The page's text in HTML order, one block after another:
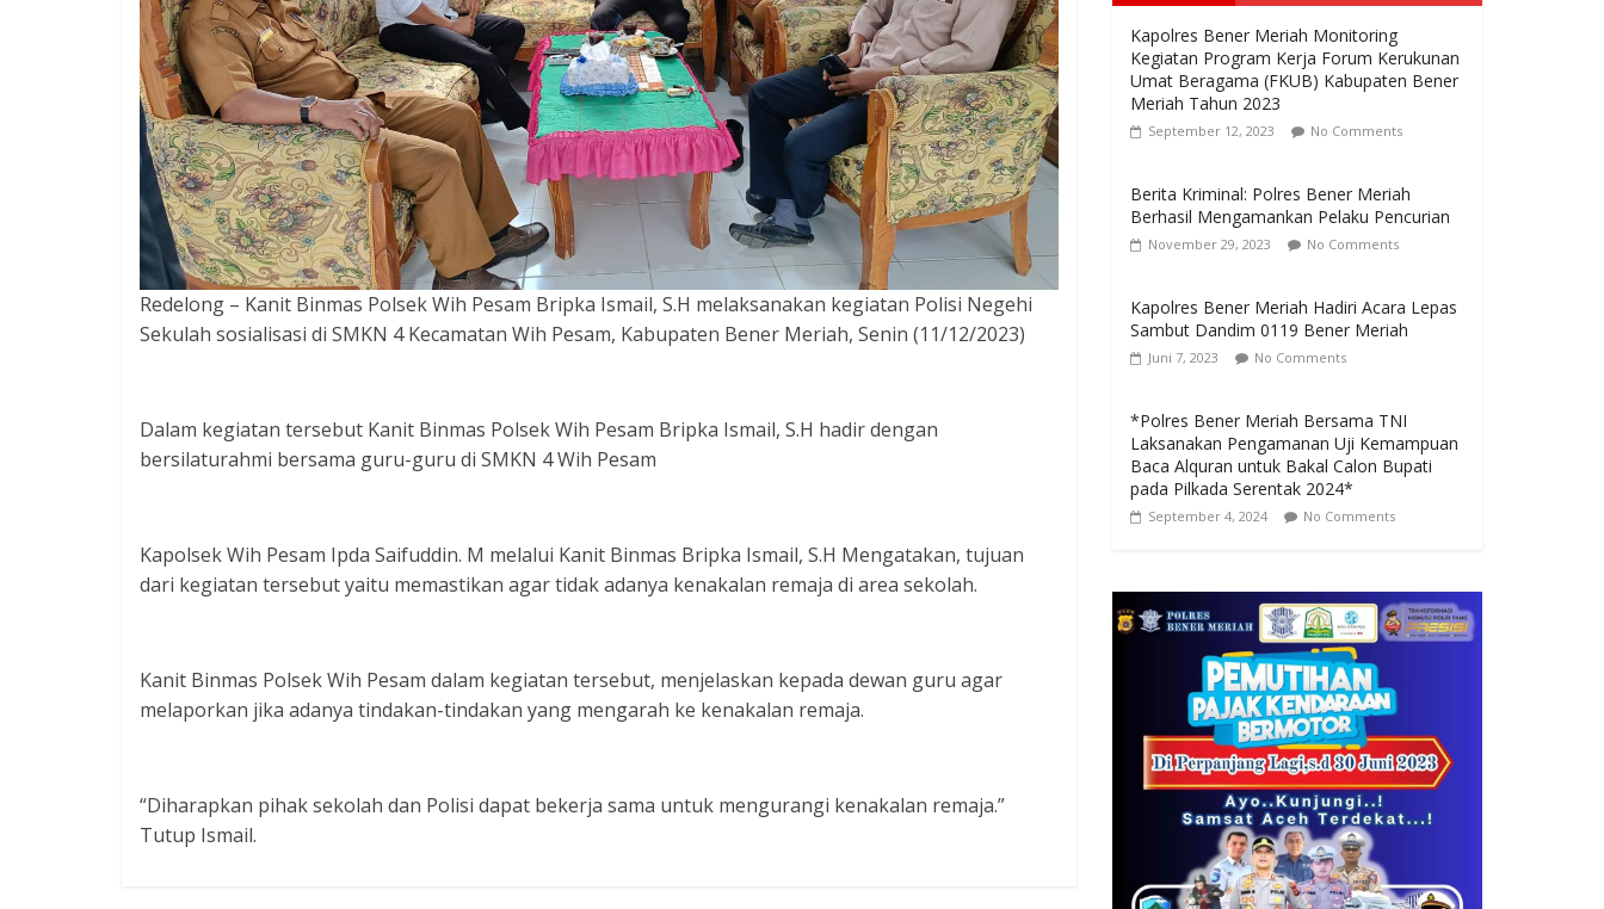
Redelong – Kanit Binmas Polsek Wih Pesam Bripka Ismail, S.H melaksanakan kegiatan Polisi Negehi
Sekulah sosialisasi di SMKN 4 Kecamatan Wih Pesam, Kabupaten Bener Meriah, Senin (11/12/2023)
Dalam kegiatan tersebut Kanit Binmas Polsek Wih Pesam Bripka Ismail, S.H hadir dengan
bersilaturahmi bersama guru-guru di SMKN 4 Wih Pesam
Kapolsek Wih Pesam Ipda Saifuddin. M melalui Kanit Binmas Bripka Ismail, S.H Mengatakan, tujuan
dari kegiatan tersebut yaitu memastikan agar tidak adanya kenakalan remaja di area sekolah.
Kanit Binmas Polsek Wih Pesam dalam kegiatan tersebut, menjelaskan kepada dewan guru agar
melaporkan jika adanya tindakan-tindakan yang mengarah ke kenakalan remaja.
“Diharapkan pihak sekolah dan Polisi dapat bekerja sama untuk mengurangi kenakalan remaja.”
Tutup Ismail.
Kapolres Bener Meriah Monitoring
Kegiatan Program Kerja Forum Kerukunan
Umat Beragama (FKUB) Kabupaten Bener
Meriah Tahun 2023
September 12, 2023 No Comments
Berita Kriminal: Polres Bener Meriah
Berhasil Mengamankan Pelaku Pencurian
November 29, 2023 No Comments
Kapolres Bener Meriah Hadiri Acara Lepas
Sambut Dandim 0119 Bener Meriah
Juni 7, 2023 No Comments
*Polres Bener Meriah Bersama TNI
Laksanakan Pengamanan Uji Kemampuan
Baca Alquran untuk Bakal Calon Bupati
pada Pilkada Serentak 2024*
September 4, 2024 No Comments